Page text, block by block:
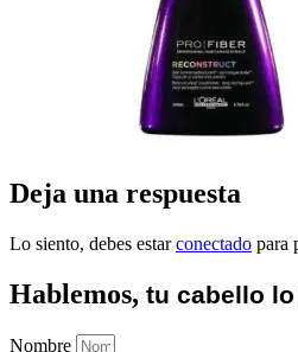
Deja una respuesta
Lo siento, debes estarconectado para
Hablemos, tu cabello lo
Nombre